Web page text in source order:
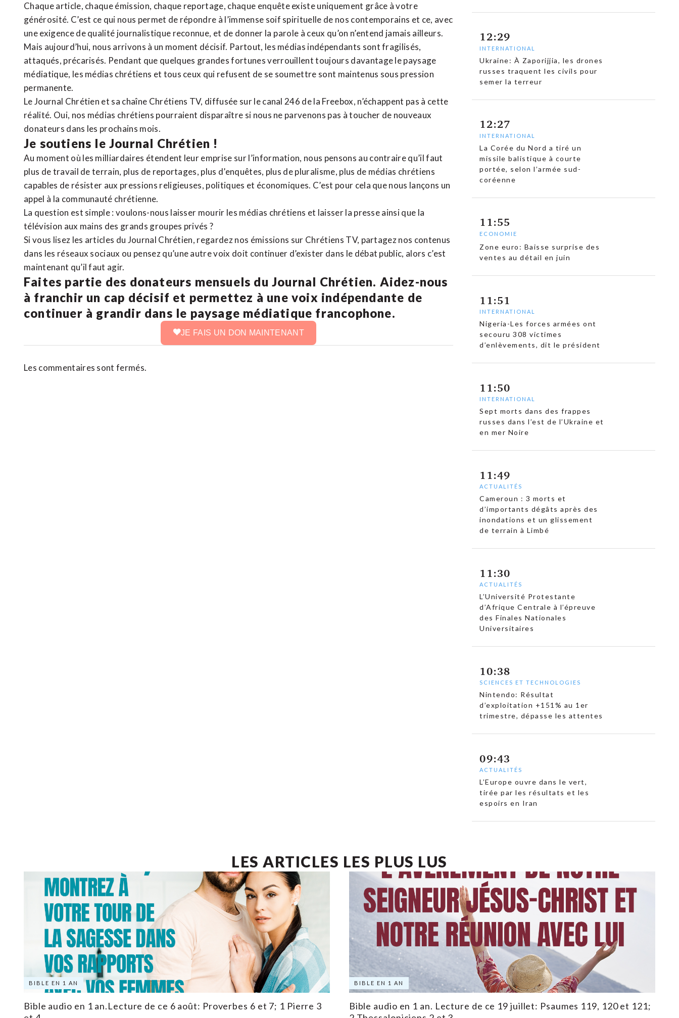
Chaque article, chaque émission, chaque reportage, chaque enquête existe uniquement grâce à votre
générosité. C’est ce qui nous permet de répondre à l’immense soif spirituelle de nos contemporains et ce, avec
une exigence de qualité journalistique reconnue, et de donner la parole à ceux qu’on n’entend jamais ailleurs.
Mais aujourd’hui, nous arrivons à un moment décisif. Partout, les médias indépendants sont fragilisés,
attaqués, précarisés. Pendant que quelques grandes fortunes verrouillent toujours davantage le paysage
médiatique, les médias chrétiens et tous ceux qui refusent de se soumettre sont maintenus sous pression
permanente.
Le Journal Chrétien et sa chaîne Chrétiens TV, diffusée sur le canal 246 de la Freebox, n’échappent pas à cette
réalité. Oui, nos médias chrétiens pourraient disparaître si nous ne parvenons pas à toucher de nouveaux
donateurs dans les prochains mois.
Je soutiens le Journal Chrétien !
Au moment où les milliardaires étendent leur emprise sur l’information, nous pensons au contraire qu’il faut
plus de travail de terrain, plus de reportages, plus d’enquêtes, plus de pluralisme, plus de médias chrétiens
capables de résister aux pressions religieuses, politiques et économiques. C’est pour cela que nous lançons un
appel à la communauté chrétienne.
La question est simple : voulons-nous laisser mourir les médias chrétiens et laisser la presse ainsi que la
télévision aux mains des grands groupes privés ?
Si vous lisez les articles du Journal Chrétien, regardez nos émissions sur Chrétiens TV, partagez nos contenus
dans les réseaux sociaux ou pensez qu’une autre voix doit continuer d’exister dans le débat public, alors c’est
maintenant qu’il faut agir.
Faites partie des donateurs mensuels du Journal Chrétien. Aidez-nous
à franchir un cap décisif et permettez à une voix indépendante de
continuer à grandir dans le paysage médiatique francophone.
JE FAIS UN DON MAINTENANT
Les commentaires sont fermés.
12:29
INTERNATIONAL
Ukraine: À Zaporijjia, les drones
russes traquent les civils pour
semer la terreur
12:27
INTERNATIONAL
La Corée du Nord a tiré un
missile balistique à courte
portée, selon l’armée sud-
coréenne
11:55
ECONOMIE
Zone euro: Baisse surprise des
ventes au détail en juin
11:51
INTERNATIONAL
Nigeria-Les forces armées ont
secouru 308 victimes
d’enlèvements, dit le président
11:50
INTERNATIONAL
Sept morts dans des frappes
russes dans l’est de l’Ukraine et
en mer Noire
11:49
ACTUALITÉS
Cameroun : 3 morts et
d’importants dégâts après des
inondations et un glissement
de terrain à Limbé
11:30
ACTUALITÉS
L’Université Protestante
d’Afrique Centrale à l’épreuve
des Finales Nationales
Universitaires
10:38
SCIENCES ET TECHNOLOGIES
Nintendo: Résultat
d’exploitation +151% au 1er
trimestre, dépasse les attentes
09:43
ACTUALITÉS
L’Europe ouvre dans le vert,
tirée par les résultats et les
espoirs en Iran
LES ARTICLES LES PLUS LUS
BIBLE EN 1 AN
Bible audio en 1 an.Lecture de ce 6 août: Proverbes 6 et 7; 1 Pierre 3
BIBLE EN 1 AN
Bible audio en 1 an. Lecture de ce 19 juillet: Psaumes 119, 120 et 121;